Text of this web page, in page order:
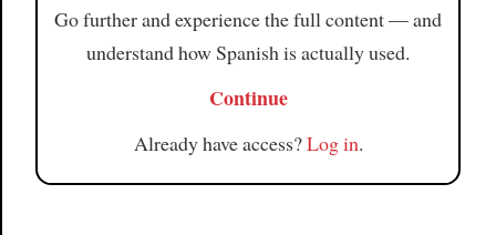
Go further and experience the full content — and
understand how Spanish is actually used.
Continue
Already have access?Log in.